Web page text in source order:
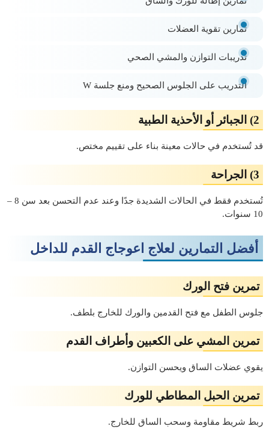
تمارين تقوية العضلات
تدريبات التوازن والمشي الصحي
التدريب على الجلوس الصحيح ومنع جلسة W
2) الجبائر أو الأحذية الطبية
قد تُستخدم في حالات معينة بناء على تقييم مختص.
3) الجراحة
تُستخدم فقط في الحالات الشديدة جدًا وعند عدم التحسن بعد سن 8 –
10 سنوات.
أفضل التمارين لعلاج اعوجاج القدم للداخل
تمرين فتح الورك
جلوس الطفل مع فتح القدمين والورك للخارج بلطف.
تمرين المشي على الكعبين وأطراف القدم
يقوي عضلات الساق ويحسن التوازن.
تمرين الحبل المطاطي للورك
ربط شريط مقاومة وسحب الساق للخارج.